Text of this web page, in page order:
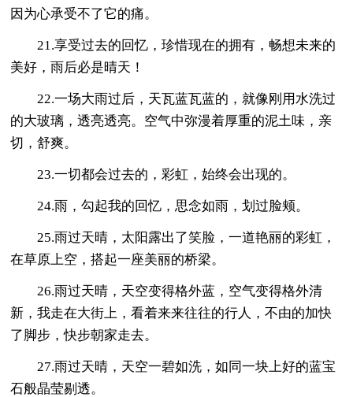
因为心承受不了它的痛。
21.享受过去的回忆，珍惜现在的拥有，畅想未来的
美好，雨后必是晴天！
22.一场大雨过后，天瓦蓝瓦蓝的，就像刚用水洗过
的大玻璃，透亮透亮。空气中弥漫着厚重的泥土味，亲
切，舒爽。
23.一切都会过去的，彩虹，始终会出现的。
24.雨，勾起我的回忆，思念如雨，划过脸颊。
25.雨过天晴，太阳露出了笑脸，一道艳丽的彩虹，
在草原上空，搭起一座美丽的桥梁。
26.雨过天晴，天空变得格外蓝，空气变得格外清
新，我走在大街上，看着来来往往的行人，不由的加快
了脚步，快步朝家走去。
27.雨过天晴，天空一碧如洗，如同一块上好的蓝宝
石般晶莹剔透。